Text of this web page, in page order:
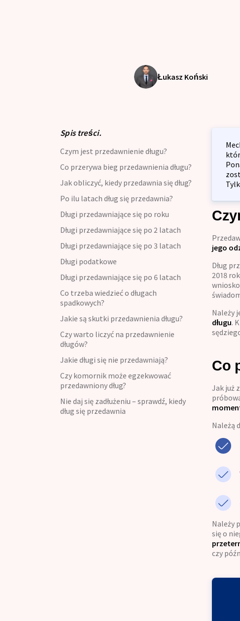
Kredyt
Kredyt
Kredyt
Kredyt gotówkowy
Zdolność Kredytowa
Kredyt preferencyjny
Kalkulator kredytowy
Kredyt bez zaświadczenia
Kredyt konsumpcyjny
Kredyt refinansowy
Kredyt na umowę zlecenie
Łukasz Koński
Spis treści.
Czym jest przedawnienie długu?
Co przerywa bieg przedawnienia długu?
Jak obliczyć, kiedy przedawnia się dług?
Po ilu latach dług się przedawnia?
Długi przedawniające się po roku
Długi przedawniające się po 2 latach
Długi przedawniające się po 3 latach
Długi podatkowe
Długi przedawniające się po 6 latach
Co trzeba wiedzieć o długach
spadkowych?
Jakie są skutki przedawnienia długu?
Czy warto liczyć na przedawnienie
długów?
Jakie długi się nie przedawniają?
Czy komornik może egzekwować
przedawniony dług?
Nie daj się zadłużeniu – sprawdź, kiedy
dług się przedawnia
jego
Dług
2018
Należy
długu.
Co
Jak już
Należą
Należy
się o
czy